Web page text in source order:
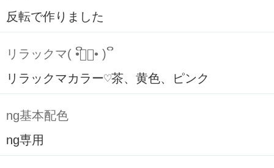
反転で作りました
リラックマ( ິ•ᆺ⃘• )ິ
リラックマカラー♡茶、黄色、ピンク
ng基本配色
ng専用